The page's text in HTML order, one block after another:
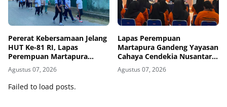
Pererat Kebersamaan Jelang
HUT Ke-81 RI, Lapas
Perempuan Martapura
Meriahkan Fun Walk
Bersama Kakanwil
Agustus 07, 2026
Lapas Perempuan
Martapura Gandeng Yayasan
Cahaya Cendekia Nusantara
Tingkatkan Literasi Hukum
Warga Binaan
Agustus 07, 2026
Failed to load posts.